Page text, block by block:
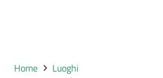
Home Luoghi